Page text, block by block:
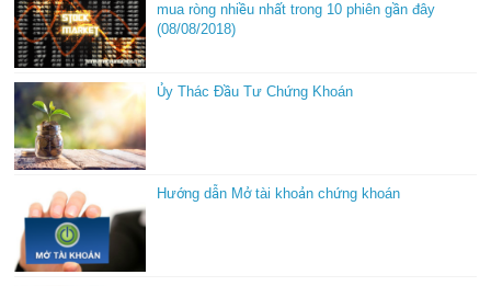
mua ròng nhiều nhất trong 10 phiên gần đây
(08/08/2018)
Ủy Thác Đầu Tư Chứng Khoán
Hướng dẫn Mở tài khoản chứng khoán